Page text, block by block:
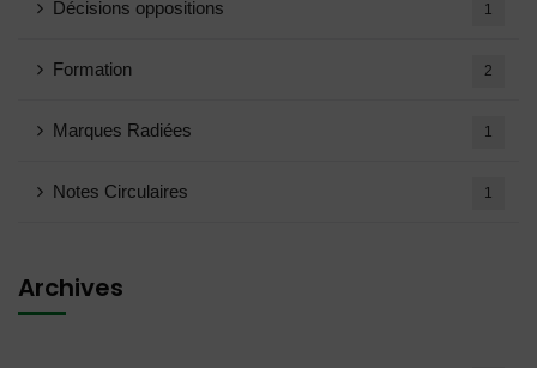
Décisions oppositions 1
Formation 2
Marques Radiées 1
Notes Circulaires 1
Archives